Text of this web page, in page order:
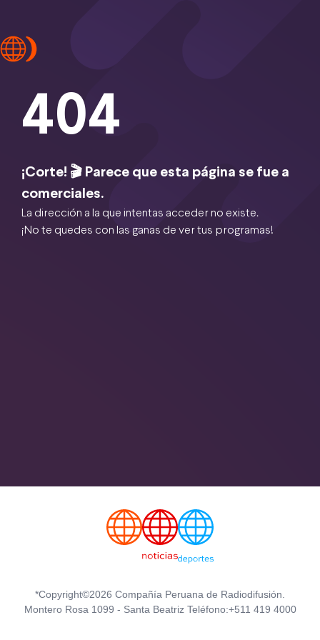
404
¡Corte! 🎬 Parece que esta página se fue a
comerciales.
La dirección a la que intentas acceder no existe.
¡No te quedes con las ganas de ver tus programas!
*Copyright©2026 Compañía Peruana de Radiodifusión.
Montero Rosa 1099 - Santa Beatriz Teléfono:+511 419 4000